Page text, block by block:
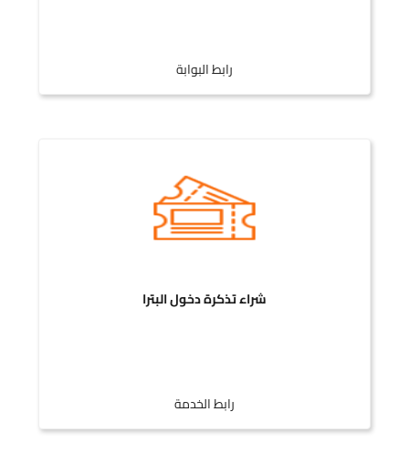
رابط البوابة
شراء تذكرة دخول البترا
رابط الخدمة